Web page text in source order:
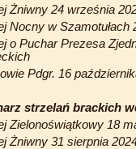
Żniwny 24 września
Nocny w Szamotułach
o Puchar Prezesa
Pdgr. 16
strzelań brackich
Zielonoświątkowy 18
Żniwny 31 sierpnia